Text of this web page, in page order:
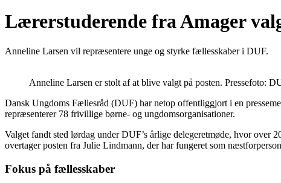
Lærerstuderende fra Amager
Anneline Larsen vil repræsentere unge og styrke fællesskaber i DUF.
Anneline Larsen er stolt af at blive valgt på posten. Pressefoto:
Dansk Ungdoms Fællesråd (DUF) har netop offentliggjort i en
repræsenterer 78 frivillige børne- og ungdomsorganisationer.
Valget fandt sted lørdag under DUF’s årlige delegeretmøde, hvor over
overtager posten fra Julie Lindmann, der har fungeret som
Fokus på fællesskaber